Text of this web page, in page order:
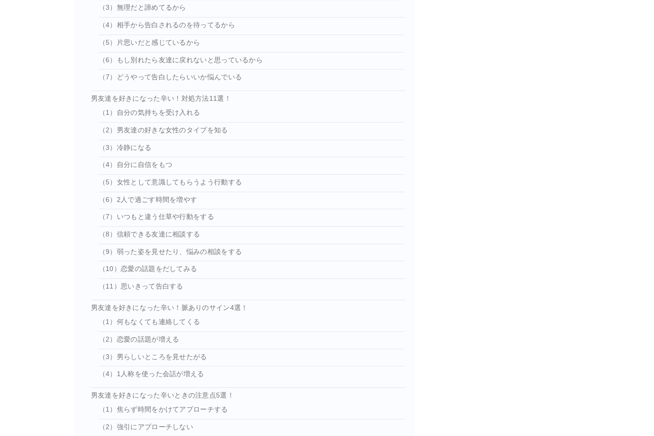
（3）無理だと諦めてるから
（4）相手から告白されるのを待ってるから
（5）片思いだと感じているから
（6）もし別れたら友達に戻れないと思っているから
（7）どうやって告白したらいいか悩んでいる
男友達を好きになった辛い！対処方法11選！
（1）自分の気持ちを受け入れる
（2）男友達の好きな女性のタイプを知る
（3）冷静になる
（4）自分に自信をもつ
（5）女性として意識してもらうよう行動する
（6）2人で過ごす時間を増やす
（7）いつもと違う仕草や行動をする
（8）信頼できる友達に相談する
（9）弱った姿を見せたり、悩みの相談をする
（10）恋愛の話題をだしてみる
（11）思いきって告白する
男友達を好きになった辛い！脈ありのサイン4選！
（1）何もなくても連絡してくる
（2）恋愛の話題が増える
（3）男らしいところを見せたがる
（4）1人称を使った会話が増える
男友達を好きになった辛いときの注意点5選！
（1）焦らず時間をかけてアプローチする
（2）強引にアプローチしない